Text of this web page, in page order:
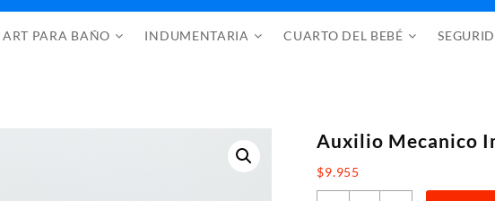
ART PARA BAÑO INDUMENTARIA CUARTO DEL BEBÉ
Auxilio Mecanico
$9.955